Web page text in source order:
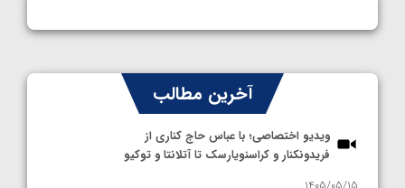
آخرین مطالب
ویدیو اختصاصی؛ با عباس حاج کناری از
فریدونکنار و کراسنویارسک تا آتلانتا و توکیو